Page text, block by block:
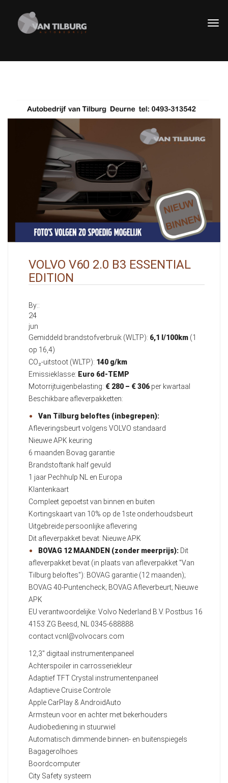
VOLVO V60 2.0 B3 ESSENTIAL
EDITION
By::
24
jun
Gemiddeld brandstofverbruik (WLTP): 6,1 l/100km (1
op 16,4)
CO₂-uitstoot (WLTP): 140 g/km
Emissieklasse: Euro 6d-TEMP
Motorrijtuigenbelasting: € 280 – € 306 per kwartaal
Beschikbare afleverpakketten:
Van Tilburg beloftes (inbegrepen):
Afleveringsbeurt volgens VOLVO standaard
Nieuwe APK keuring
6 maanden Bovag garantie
Brandstoftank half gevuld
1 jaar Pechhulp NL en Europa
Klantenkaart
Compleet gepoetst van binnen en buiten
Kortingskaart van 10% op de 1ste onderhoudsbeurt
Uitgebreide persoonlijke aflevering
Dit afleverpakket bevat: Nieuwe APK
BOVAG 12 MAANDEN (zonder meerprijs): Dit
afleverpakket bevat (in plaats van afleverpakket "Van
Tilburg beloftes"): BOVAG garantie (12 maanden);
BOVAG 40-Puntencheck; BOVAG Afleverbeurt; Nieuwe
APK
EU verantwoordelijke: Volvo Nederland B.V. Postbus 16
4153 ZG Beesd, NL 0345-688888
contact.vcnl@volvocars.com
12,3" digitaal instrumentenpaneel
Achterspoiler in carrosseriekleur
Adaptief TFT Crystal instrumentenpaneel
Adaptieve Cruise Controle
Apple CarPlay & AndroidAuto
Armsteun voor en achter met bekerhouders
Audiobediening in stuurwiel
Automatisch dimmende binnen- en buitenspiegels
Bagagerolhoes
Boordcomputer
City Safety systeem